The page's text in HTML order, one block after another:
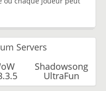
Servers
Shadowsong
UltraFun